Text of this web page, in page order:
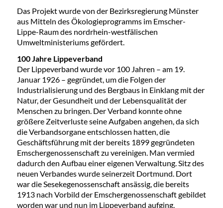
Das Projekt wurde von der Bezirksregierung Münster
aus Mitteln des Ökologieprogramms im Emscher-
Lippe-Raum des nordrhein-westfälischen
Umweltministeriums gefördert.
100 Jahre Lippeverband
Der Lippeverband wurde vor 100 Jahren – am 19.
Januar 1926 – gegründet, um die Folgen der
Industrialisierung und des Bergbaus in Einklang mit der
Natur, der Gesundheit und der Lebensqualität der
Menschen zu bringen. Der Verband konnte ohne
größere Zeitverluste seine Aufgaben angehen, da sich
die Verbandsorgane entschlossen hatten, die
Geschäftsführung mit der bereits 1899 gegründeten
Emschergenossenschaft zu vereinigen. Man vermied
dadurch den Aufbau einer eigenen Verwaltung. Sitz des
neuen Verbandes wurde seinerzeit Dortmund. Dort
war die Sesekegenossenschaft ansässig, die bereits
1913 nach Vorbild der Emschergenossenschaft gebildet
worden war und nun im Lippeverband aufging.